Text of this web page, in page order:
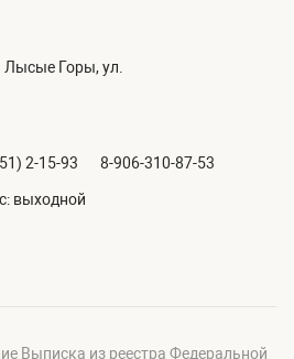
Лысые Горы, ул.
2-15-93 8-906-310-87-53
выходной
Выписка из реестра Федеральной